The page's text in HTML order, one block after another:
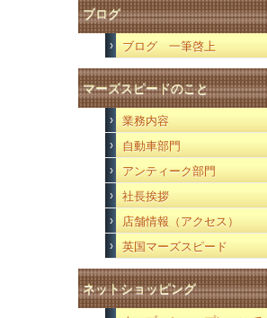
ブログ
ブログ 一筆啓上
マーズスピードのこと
業務内容
自動車部門
アンティーク部門
社長挨拶
店舗情報（アクセス）
英国マーズスピード
ネットショッピング